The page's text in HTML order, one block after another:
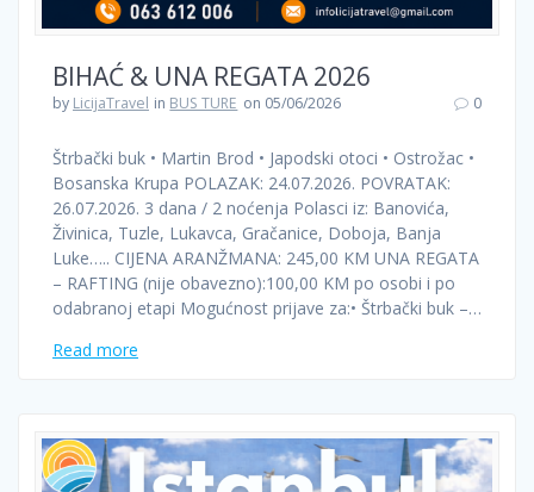
BIHAĆ & UNA REGATA 2026
by LicijaTravel in BUS TURE on 05/06/2026 0
Štrbački buk • Martin Brod • Japodski otoci • Ostrožac •
Bosanska Krupa POLAZAK: 24.07.2026. POVRATAK:
26.07.2026. 3 dana / 2 noćenja Polasci iz: Banovića,
Živinica, Tuzle, Lukavca, Gračanice, Doboja, Banja
Luke….. CIJENA ARANŽMANA: 245,00 KM UNA REGATA
– RAFTING (nije obavezno):100,00 KM po osobi i po
odabranoj etapi Mogućnost prijave za:• Štrbački buk –…
Read more